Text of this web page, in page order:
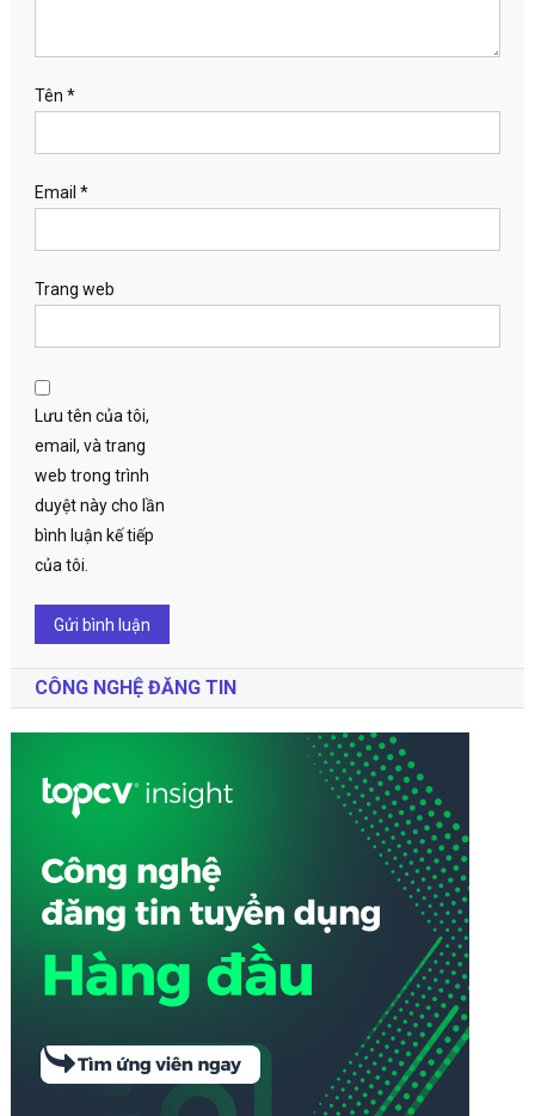
Tên *
Email *
Trang web
Lưu tên của tôi,
email, và trang
web trong trình
duyệt này cho lần
bình luận kế tiếp
của tôi.
CÔNG NGHỆ ĐĂNG TIN